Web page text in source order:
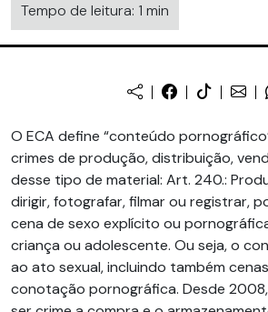
Tempo de leitura: 1 min
O ECA define “conteúdo
crimes de produção, distribuição,
desse tipo de material: Art. 240.:
dirigir, fotografar, filmar ou registrar,
cena de sexo explícito ou
criança ou adolescente. Ou seja, o
ao ato sexual, incluindo também
conotação pornográfica. Desde